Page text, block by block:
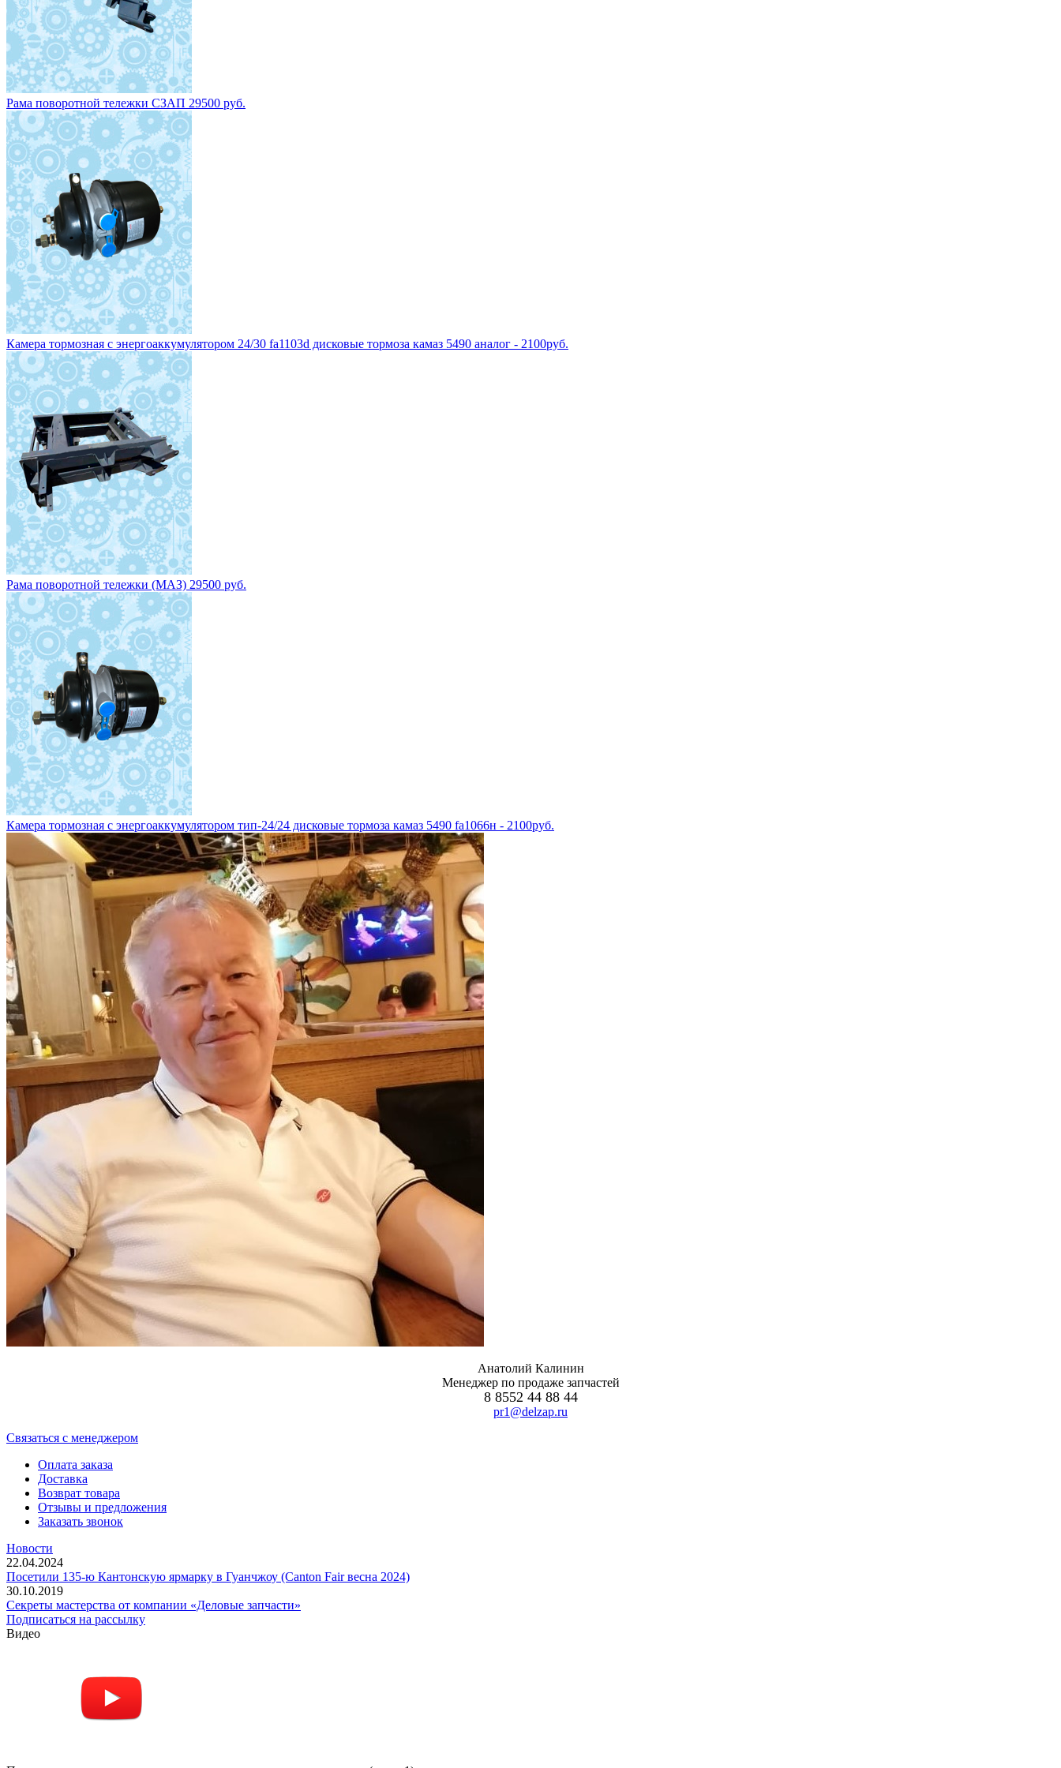
Рама поворотной тележки СЗАП 29500 руб.
Камера тормозная с энергоаккумулятором 24/30 fa1103d дисковые тормоза камаз 5490 аналог - 2100руб.
Рама поворотной тележки (МАЗ) 29500 руб.
Камера тормозная с энергоаккумулятором тип-24/24 дисковые тормоза камаз 5490 fa1066н - 2100руб.
Анатолий Калинин
Менеджер по продаже запчастей
8 8552 44 88 44
pr1@delzap.ru
Cвязаться с менеджером
Оплата заказа
Доставка
Возврат товара
Отзывы и предложения
Заказать звонок
Новости
22.04.2024
Посетили 135-ю Кантонскую ярмарку в Гуанчжоу (Canton Fair весна 2024)
30.10.2019
Секреты мастерства от компании «Деловые запчасти»
Подписаться на рассылку
Видео